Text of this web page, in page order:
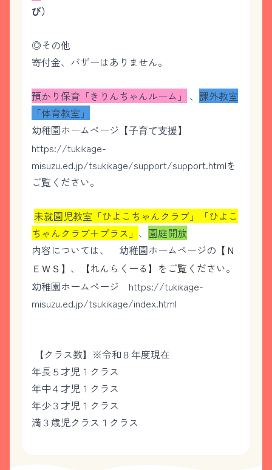
び）
◎その他
寄付金、バザーはありません。
預かり保育「きりんちゃんルーム」 、 課外教室
「体育教室」
幼稚園ホームページ 【子育て支援】
https://tukikage-
misuzu.ed.jp/tsukikage/support/support.htmlを
ご覧ください。
未就園児教室「ひよこちゃんクラブ」「ひよこ
ちゃんクラブ＋プラス」 、 園庭開放
内容については、 幼稚園ホームページの 【Ｎ
ＥＷＳ】 、【れんらくーる】をご覧ください。
幼稚園ホームページ https://tukikage-
misuzu.ed.jp/tsukikage/index.html
【クラス数】※令和８年度現在
年長５才児１クラス
年中４才児１クラス
年少３才児１クラス
満３歳児クラス１クラス